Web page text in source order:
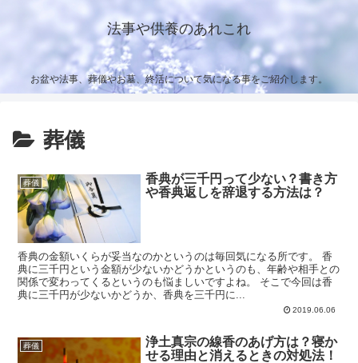
法事や供養のあれこれ
お盆や法事、葬儀やお墓、終活について気になる事をご紹介します。
葬儀
葬儀
香典が三千円って少ない？書き方
や香典返しを辞退する方法は？
香典の金額いくらが妥当なのかというのは毎回気になる所です。 香
典に三千円という金額が少ないかどうかというのも、年齢や相手との
関係で変わってくるというのも悩ましいですよね。 そこで今回は香
典に三千円が少ないかどうか、香典を三千円に...
2019.06.06
葬儀
浄土真宗の線香のあげ方は？寝か
せる理由と消えるときの対処法！